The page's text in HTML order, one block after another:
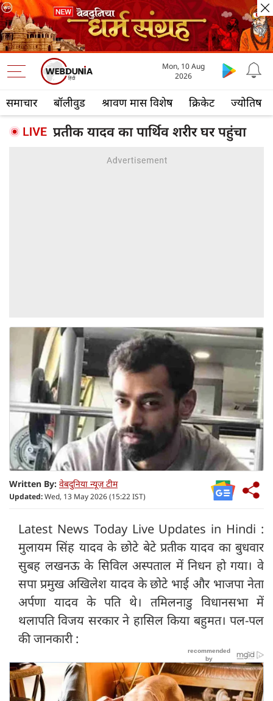
समाचार बॉलीवुड श्रावण मास विशेष क्रिकेट ज्योतिष
Mon, 10 Aug
2026
प्रतीक यादव का पार्थिव शरीर घर पहुंचा
Written By: वेबदुनिया न्यूज़ टीम
Updated:Wed, 13 May 2026 (15:22 IST)
Latest News Today Live Updates in Hindi :
मुलायम सिंह यादव के छोटे बेटे प्रतीक यादव का बुधवार
सुबह लखनऊ के सिविल अस्पताल में निधन हो गया। वे
सपा प्रमुख अखिलेश यादव के छोटे भाई और भाजपा नेता
अर्पणा यादव के पति थे। तमिलनाडु विधानसभा में
थलापति विजय सरकार ने हासिल किया बहुमत। पल-पल
की जानकारी :